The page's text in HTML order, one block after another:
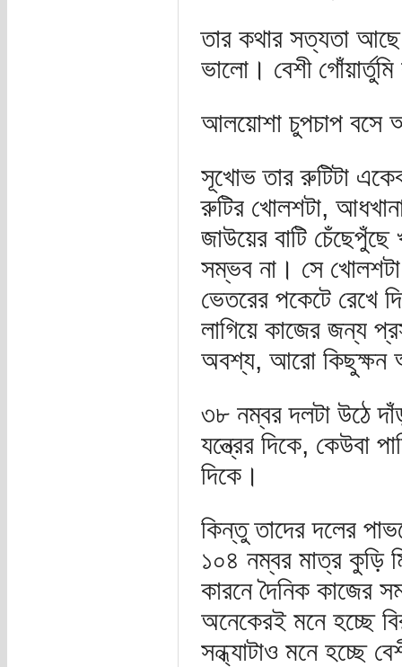
তার কথার সত্যতা
ভালো। বেশী
আলয়োশা চুপচাপ বসে
সূখোভ তার রুটিটা
রুটির খোলশটা,
জাউয়ের বাটি চেঁছেপুঁছে
সম্ভব না। সে খোলশটা
ভেতরের পকেটে রেখে
লাগিয়ে কাজের জন্য
অবশ্য, আরো কিছুক্ষন
৩৮ নম্বর দলটা উঠে
যন্ত্রের দিকে, কেউবা
দিকে।
কিন্তু তাদের দলের
১০৪ নম্বর মাত্র কুড়ি
কারনে দৈনিক কাজের
অনেকেরই মনে হচ্ছে
সন্ধ্যাটাও মনে হচ্ছে